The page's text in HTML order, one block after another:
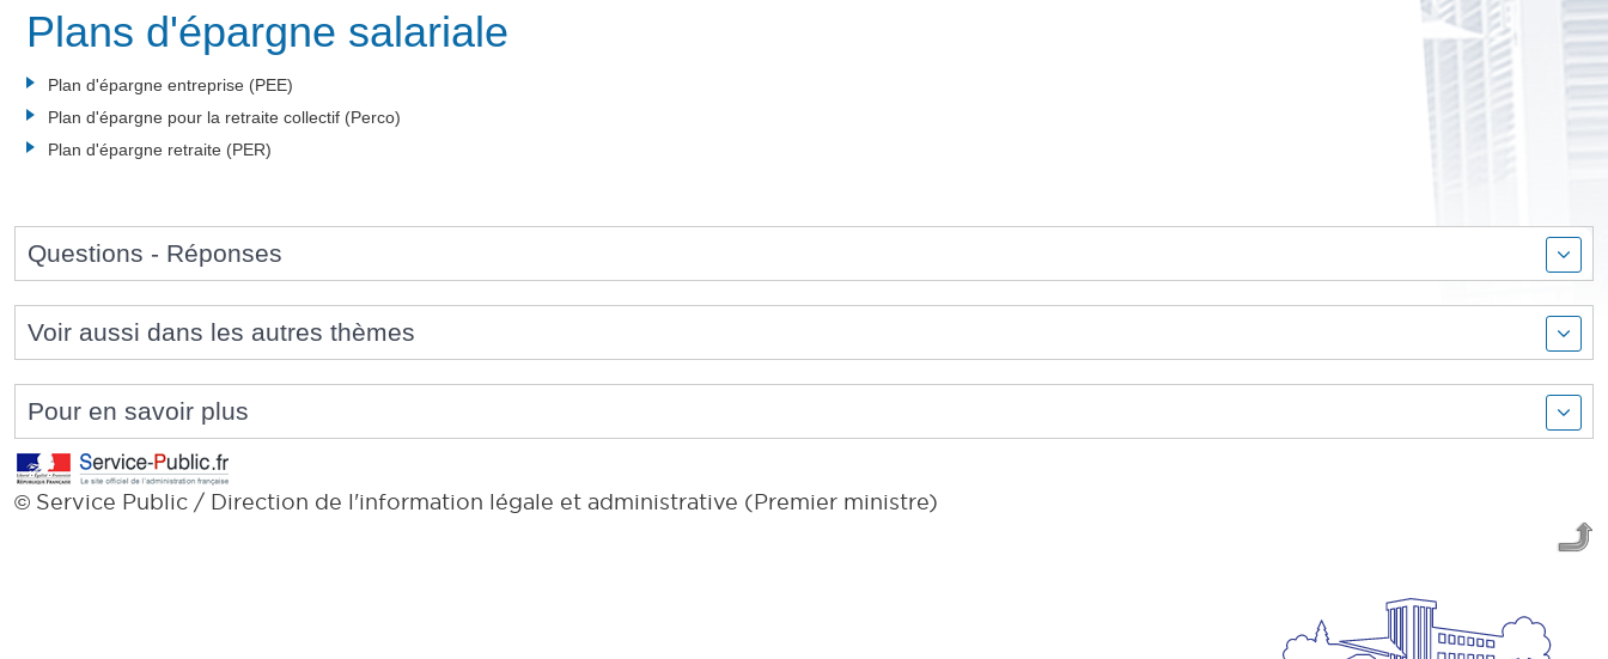
Plans d'épargne salariale
Plan d'épargne entreprise (PEE)
Plan d'épargne pour la retraite collectif (Perco)
Plan d'épargne retraite (PER)
Questions - Réponses
Voir aussi dans les autres thèmes
Pour en savoir plus
© Service Public / Direction de l'information légale et administrative (Premier ministre)